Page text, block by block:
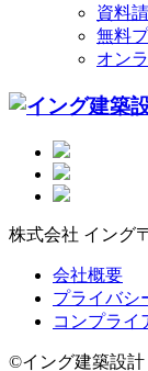
資料
無料
オン
株式会社 イング
会社概要
プライバシ
コンプライ
©イング建築設計